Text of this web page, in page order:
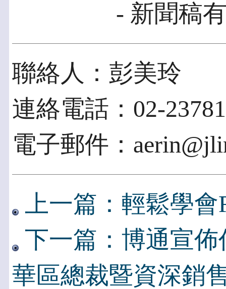
- 新聞稿
聯絡人：彭美玲
連絡電話：02-
電子郵件：
上一篇：輕鬆學
下一篇：博通宣
華區總裁暨資深銷